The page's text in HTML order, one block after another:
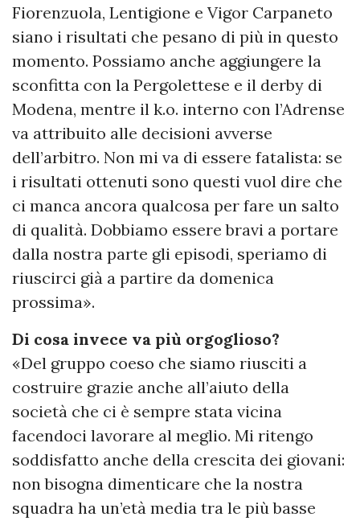
Fiorenzuola, Lentigione e Vigor Carpaneto
siano i risultati che pesano di più in questo
momento. Possiamo anche aggiungere la
sconfitta con la Pergolettese e il derby di
Modena, mentre il k.o. interno con l’Adrense
va attribuito alle decisioni avverse
dell’arbitro. Non mi va di essere fatalista: se
i risultati ottenuti sono questi vuol dire che
ci manca ancora qualcosa per fare un salto
di qualità. Dobbiamo essere bravi a portare
dalla nostra parte gli episodi, speriamo di
riuscirci già a partire da domenica
prossima».
Di cosa invece va più orgoglioso?
«Del gruppo coeso che siamo riusciti a
costruire grazie anche all’aiuto della
società che ci è sempre stata vicina
facendoci lavorare al meglio. Mi ritengo
soddisfatto anche della crescita dei giovani:
non bisogna dimenticare che la nostra
squadra ha un’età media tra le più basse